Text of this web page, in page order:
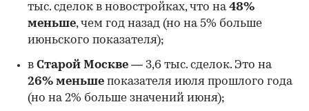
00:00 / 00:00
тыс. сделок в новостройках, что на48%
меньше, чем год назад (но на 5% больше
июньского показателя);
в Старой Москве — 3,6 тыс. сделок. Это на
26% меньше показателя июля прошлого года
(но на 2% больше значений июня);